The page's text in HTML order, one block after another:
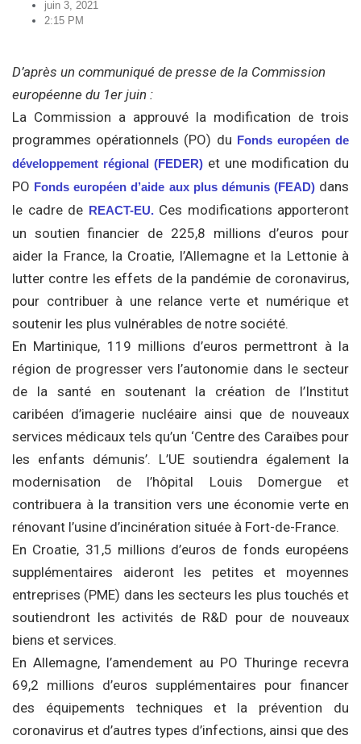
juin 3, 2021
2:15 PM
D’après un communiqué de presse de la Commission
européenne du 1er juin :
La Commission a approuvé la modification de trois
programmes opérationnels (PO) du Fonds européen de
développement régional (FEDER) et une modification du
PO Fonds européen d’aide aux plus démunis (FEAD)dans
le cadre de REACT-EU.Ces modifications apporteront
un soutien financier de 225,8 millions d’euros pour
aider la France, la Croatie, l’Allemagne et la Lettonie à
lutter contre les effets de la pandémie de coronavirus,
pour contribuer à une relance verte et numérique et
soutenir les plus vulnérables de notre société.
En Martinique, 119 millions d’euros permettront à la
région de progresser vers l’autonomie dans le secteur
de la santé en soutenant la création de l’Institut
caribéen d’imagerie nucléaire ainsi que de nouveaux
services médicaux tels qu’un ‘Centre des Caraïbes pour
les enfants démunis’. L’UE soutiendra également la
modernisation de l’hôpital Louis Domergue et
contribuera à la transition vers une économie verte en
rénovant l’usine d’incinération située à Fort-de-France.
En Croatie, 31,5 millions d’euros de fonds européens
supplémentaires aideront les petites et moyennes
entreprises (PME) dans les secteurs les plus touchés et
soutiendront les activités de R&D pour de nouveaux
biens et services.
En Allemagne, l’amendement au PO Thuringe recevra
69,2 millions d’euros supplémentaires pour financer
des équipements techniques et la prévention du
coronavirus et d’autres types d’infections, ainsi que des